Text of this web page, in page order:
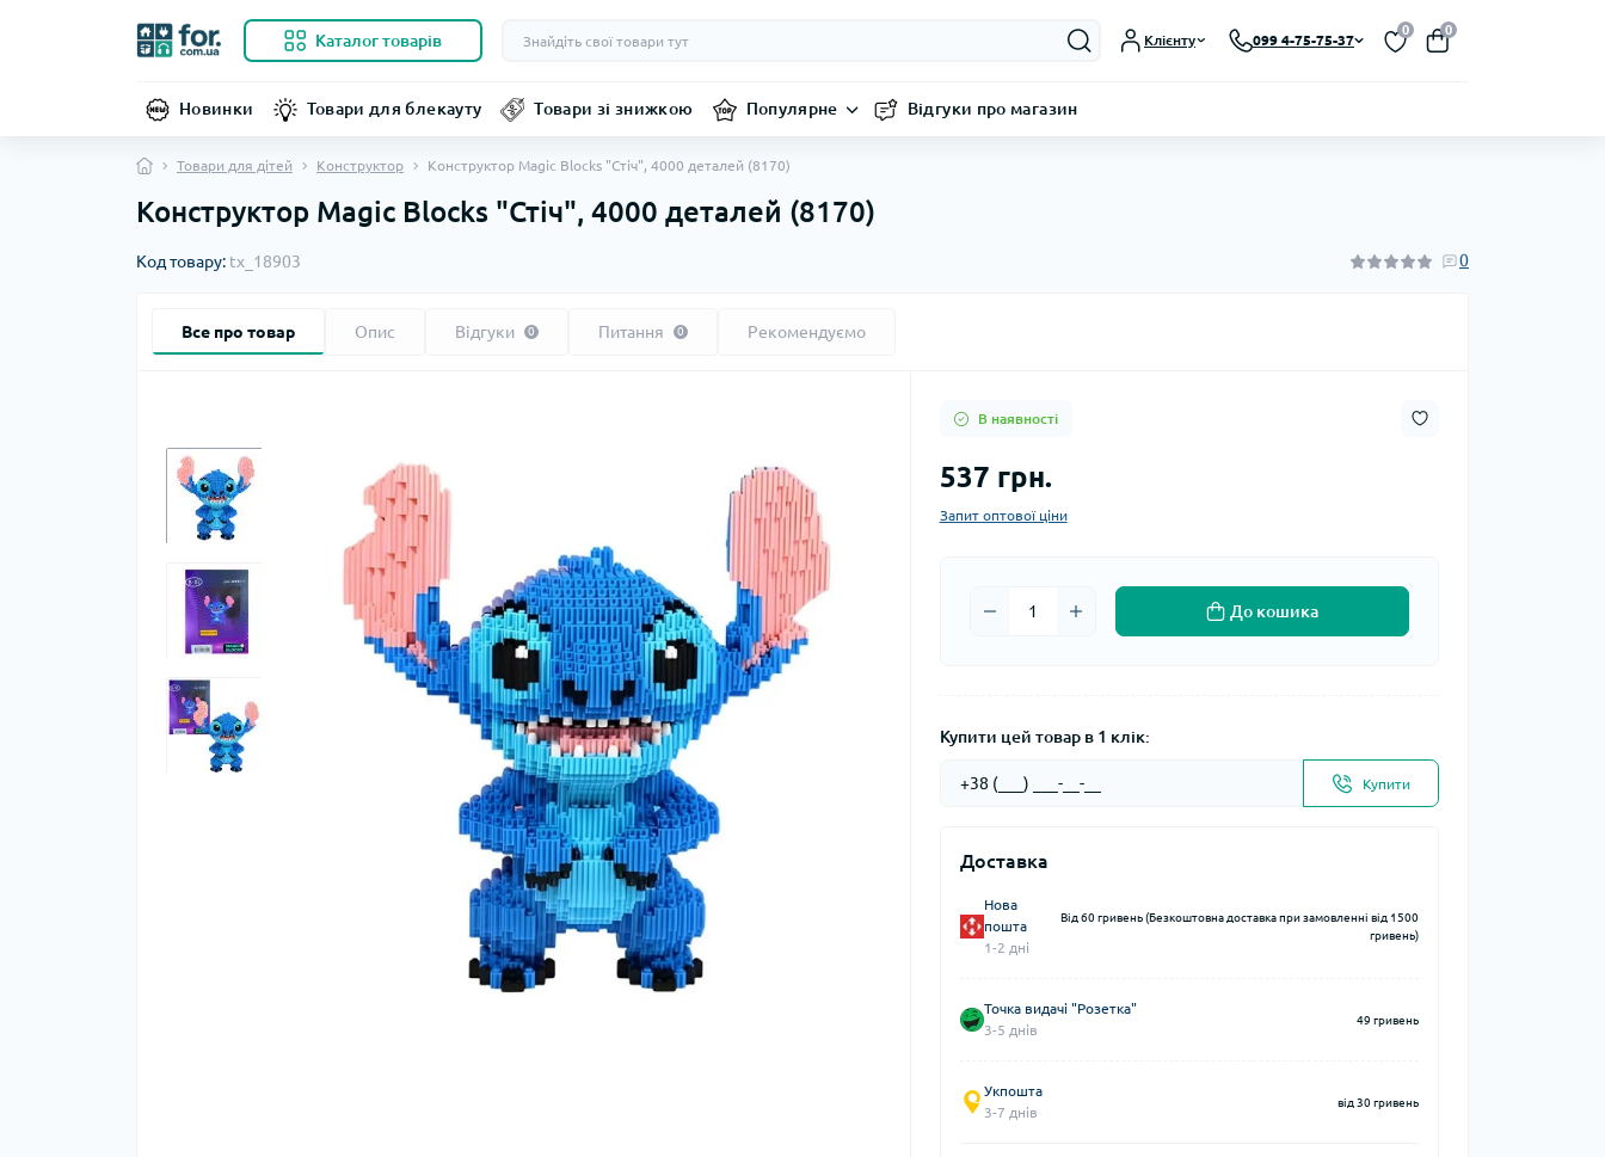
Каталог товарів Клієнту 099 4-75-75-37
0 0
Новинки Товари для блекауту Товари зі знижкою Популярне Відгуки про магазин
Товари для дітей Конструктор Конструктор Magic Blocks "Стіч", 4000 деталей (8170)
Конструктор Magic Blocks "Стіч", 4000 деталей (8170)
Код товару: tx_18903 0
Все про товар Опис Відгуки 0 Питання 0 Рекомендуємо
В наявності
537 грн.
Запит оптової ціни
До кошика
Купити цей товар в 1 клік:
Купити
Доставка
Нова
пошта
1-2 дні
Від 60 гривень (Безкоштовна доставка при замовленні від 1500
гривень)
Точка видачі "Розетка"
3-5 днів
49 гривень
Укпошта
3-7 днів
від 30 гривень